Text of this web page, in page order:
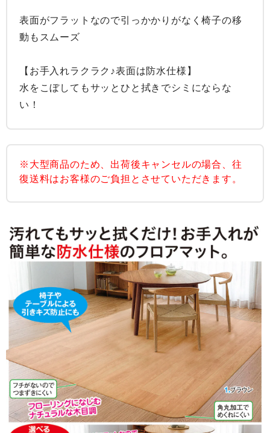
表面がフラットなので引っかかりがなく椅子の移
動もスムーズ
【お手入れラクラク♪表面は防水仕様】
水をこぼしてもサッとひと拭きでシミにならな
い！
※大型商品のため、出荷後キャンセルの場合、往
復送料はお客様のご負担とさせていただきます。